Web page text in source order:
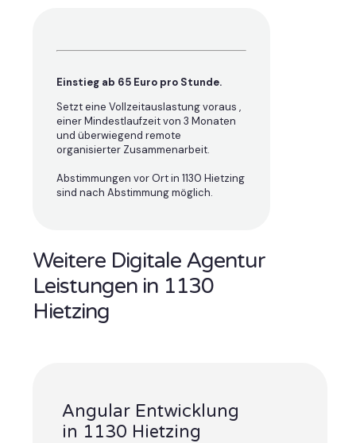
Einstieg ab 65 Euro pro Stunde.
Setzt eine Vollzeitauslastung voraus ,
einer Mindestlaufzeit von 3 Monaten
und überwiegend remote
organisierter Zusammenarbeit.
Abstimmungen vor Ort in 1130 Hietzing
sind nach Abstimmung möglich.
Weitere Digitale Agentur
Leistungen in 1130
Hietzing
Angular Entwicklung
in 1130 Hietzing